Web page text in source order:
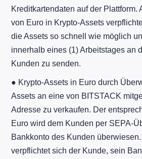
Kreditkartendaten auf der Plattform.
von Euro in Krypto-Assets
die Assets so schnell wie möglich
innerhalb eines (1) Arbeitstages an
Kunden zu senden.
● Krypto-Assets in Euro durch
Assets an eine von BITSTACK
Adresse zu verkaufen. Der
Euro wird dem Kunden per SEPA-
Bankkonto des Kunden
verpflichtet sich der Kunde, sein